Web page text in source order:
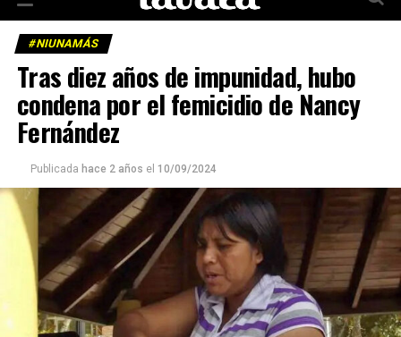
#NIUNAMÁS
Tras diez años de impunidad, hubo
condena por el femicidio de Nancy
Fernández
Publicada hace 2 años el 10/09/2024